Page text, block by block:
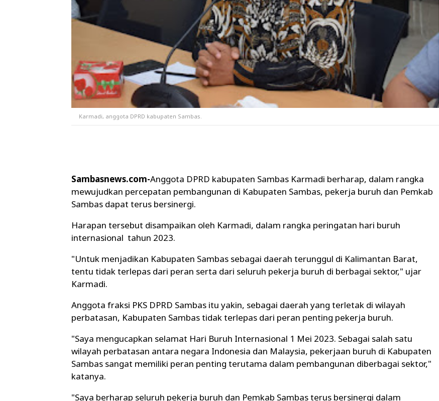
Karmadi, anggota DPRD kabupaten Sambas.
Sambasnews.com-Anggota DPRD kabupaten Sambas Karmadi berharap, dalam rangka
mewujudkan percepatan pembangunan di Kabupaten Sambas, pekerja buruh dan Pemkab
Sambas dapat terus bersinergi.
Harapan tersebut disampaikan oleh Karmadi, dalam rangka peringatan hari buruh
internasional tahun 2023.
"Untuk menjadikan Kabupaten Sambas sebagai daerah terunggul di Kalimantan Barat,
tentu tidak terlepas dari peran serta dari seluruh pekerja buruh di berbagai sektor," ujar
Karmadi.
Anggota fraksi PKS DPRD Sambas itu yakin, sebagai daerah yang terletak di wilayah
perbatasan, Kabupaten Sambas tidak terlepas dari peran penting pekerja buruh.
"Saya mengucapkan selamat Hari Buruh Internasional 1 Mei 2023. Sebagai salah satu
wilayah perbatasan antara negara Indonesia dan Malaysia, pekerjaan buruh di Kabupaten
Sambas sangat memiliki peran penting terutama dalam pembangunan diberbagai sektor,"
katanya.
"Saya berharap seluruh pekerja buruh dan Pemkab Sambas terus bersinergi dalam